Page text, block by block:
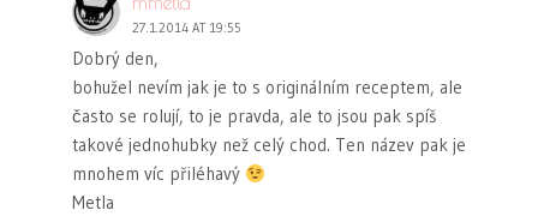
27.1.2014 AT 19:55
Dobrý den,
bohužel nevím jak je to s originálním receptem, ale
často se rolují, to je pravda, ale to jsou pak spíš
takové jednohubky než celý chod. Ten název pak je
mnohem víc přiléhavý
Metla